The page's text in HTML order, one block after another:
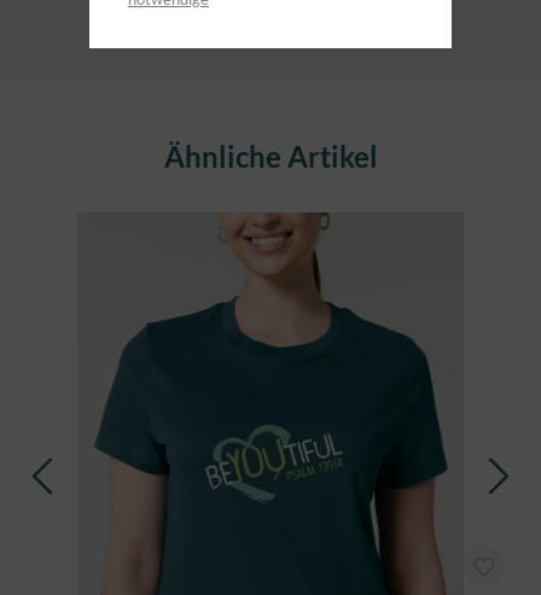
Produktgalerie überspringenÄhnliche Artikel